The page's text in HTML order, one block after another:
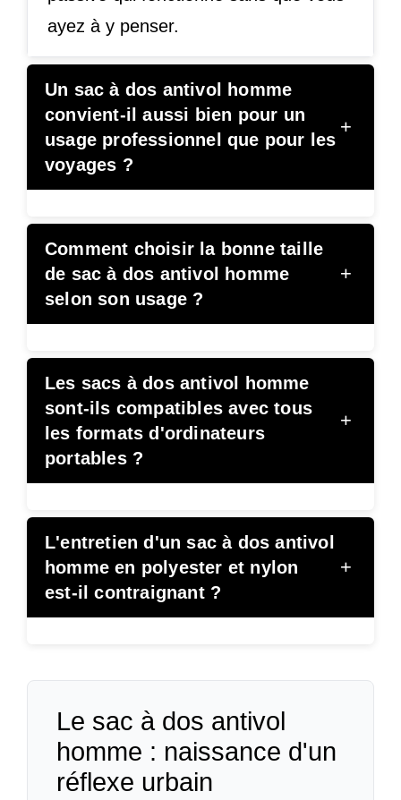
ayez à y penser.
Un sac à dos antivol homme
convient-il aussi bien pour un
usage professionnel que pour les
voyages ?
+
Comment choisir la bonne taille
de sac à dos antivol homme
selon son usage ?
+
Les sacs à dos antivol homme
sont-ils compatibles avec tous
les formats d'ordinateurs
portables ?
+
L'entretien d'un sac à dos antivol
homme en polyester et nylon
est-il contraignant ?
+
Le sac à dos antivol
homme : naissance d'un
réflexe urbain